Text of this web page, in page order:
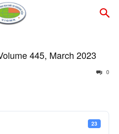
445, March 2023
0
23